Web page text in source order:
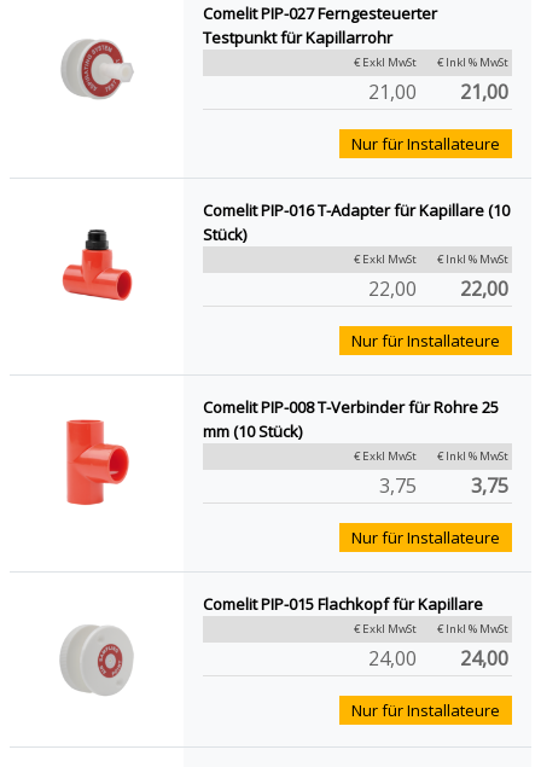
Comelit PIP-027 Ferngesteuerter
Testpunkt für Kapillarrohr
€ Exkl MwSt € Inkl % MwSt
21,00 21,00
Nur für Installateure
Comelit PIP-016 T-Adapter für Kapillare (10
Stück)
€ Exkl MwSt € Inkl % MwSt
22,00 22,00
Nur für Installateure
Comelit PIP-008 T-Verbinder für Rohre 25
mm (10 Stück)
€ Exkl MwSt € Inkl % MwSt
3,75 3,75
Nur für Installateure
Comelit PIP-015 Flachkopf für Kapillare
€ Exkl MwSt € Inkl % MwSt
24,00 24,00
Nur für Installateure